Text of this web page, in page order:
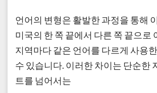
언어의 변형은 활발한 과정을 통해
미국의 한 쪽 끝에서 다른 쪽 끝으로
지역마다 같은 언어를 다르게 사용
수 있습니다. 이러한 차이는 단순한
트를 넘어서는